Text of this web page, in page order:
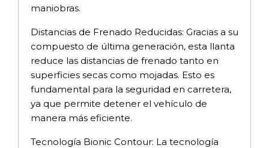
maniobras.
Distancias de Frenado Reducidas: Gracias a su
compuesto de última generación, esta llanta
reduce las distancias de frenado tanto en
superficies secas como mojadas. Esto es
fundamental para la seguridad en carretera,
ya que permite detener el vehículo de
manera más eficiente.
Tecnología Bionic Contour: La tecnología